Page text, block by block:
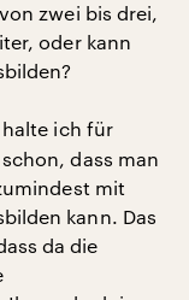
zwei bis drei,
oder kann
halte ich für
dass man
mit
kann. Das
da die